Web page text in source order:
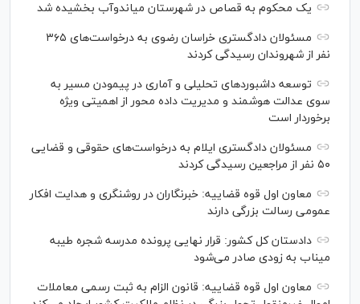
یک محکوم به قصاص در شهرستان میاندوآب بخشیده شد
مسئولان دادگستری خراسان رضوی به درخواست‌های ۳۶۵
نفر از شهروندان رسیدگی کردند
توسعه داشبوردهای تحلیلی و آماری در پیمودن مسیر به
سوی عدالت هوشمند و مدیریت داده محور از اهمیتی ویژه
برخوردار است
مسئولان دادگستری ایلام به درخواست‌های حقوقی و قضایی
۵۰ نفر از مراجعین رسیدگی کردند
معاون اول قوه قضاییه: خبرنگاران در روشنگری و هدایت افکار
عمومی رسالت بزرگی دارند
دادستان کل کشور: قرار نهایی پرونده مدرسه شجره طیبه
میناب به زودی صادر می‌شود
معاون اول قوه قضاییه: قانون الزام به ثبت رسمی معاملات